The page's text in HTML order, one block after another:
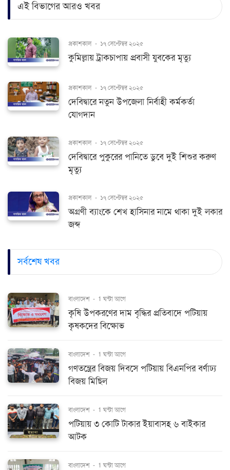
এই বিভাগের আরও খবর
প্রকাশকাল - ১৭ সেপ্টেম্বর ২০২৫
কুমিল্লায় ট্রাকচাপায় প্রবাসী যুবকের মৃত্যু
প্রকাশকাল - ১৭ সেপ্টেম্বর ২০২৫
দেবিদ্বারে নতুন উপজেলা নির্বাহী কর্মকর্তা
যোগদান
প্রকাশকাল - ১৭ সেপ্টেম্বর ২০২৫
দেবিদ্বারে পুকুরের পানিতে ডুবে দুই শিশুর করুণ
মৃত্যু
প্রকাশকাল - ১৭ সেপ্টেম্বর ২০২৫
অগ্রণী ব্যাংকে শেখ হাসিনার নামে থাকা দুই লকার
জব্দ
সর্বশেষ খবর
বাংলাদেশ - 1 ঘন্টা আগে
কৃষি উপকরণের দাম বৃদ্ধির প্রতিবাদে পটিয়ায়
কৃষকদের বিক্ষোভ
বাংলাদেশ - 1 ঘন্টা আগে
গণতন্ত্রের বিজয় দিবসে পটিয়ায় বিএনপির বর্ণাঢ্য
বিজয় মিছিল
বাংলাদেশ - 1 ঘন্টা আগে
পটিয়ায় ৩ কোটি টাকার ইয়াবাসহ ৬ বাইকার
আটক
বাংলাদেশ - 1 ঘন্টা আগে